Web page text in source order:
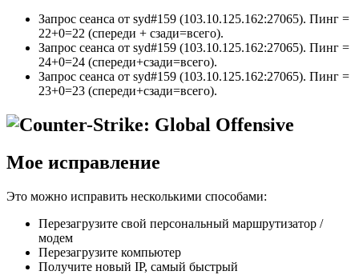
Запрос сеанса от syd#159 (103.10.125.162:27065). Пинг =
22+0=22 (спереди + сзади=всего).
Запрос сеанса от syd#159 (103.10.125.162:27065). Пинг =
24+0=24 (спереди+сзади=всего).
Запрос сеанса от syd#159 (103.10.125.162:27065). Пинг =
23+0=23 (спереди+сзади=всего).
Мое исправление
Это можно исправить несколькими способами:
Перезагрузите свой персональный маршрутизатор /
модем
Перезагрузите компьютер
Получите новый IP, самый быстрый